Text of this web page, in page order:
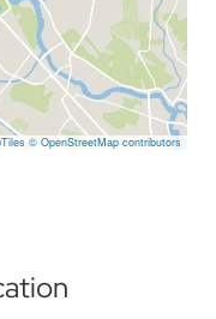
© OpenStreetMap contributors